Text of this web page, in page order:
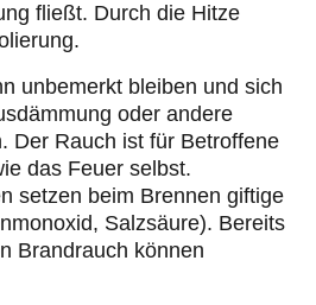
fließt. Durch die Hitze
unbemerkt bleiben und sich
oder andere
Der Rauch ist für Betroffene
das Feuer selbst.
setzen beim Brennen giftige
Salzsäure). Bereits
Brandrauch können